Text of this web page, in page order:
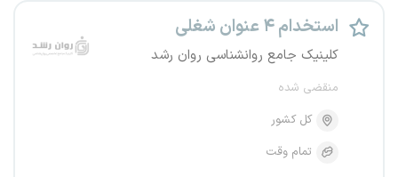
استخدام ۴ عنوان شغلی
کلینیک جامع روانشناسی روان رشد
منقضی شده
کل کشور
تمام وقت